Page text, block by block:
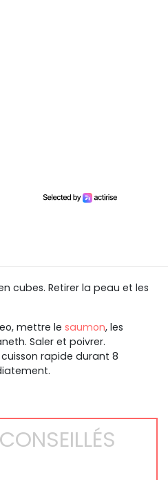
cubes. Retirer la peau et les
mettre le saumon, les
Saler et poivrer.
rapide durant 8
CONSEILLÉS